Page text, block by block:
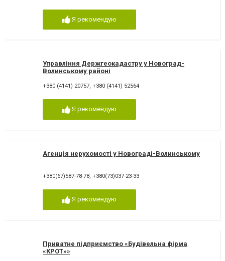
Я рекомендую
Управління Держгеокадастру у Новоград-
Волинському районі
+380 (4141) 20757, +380 (4141) 52564
Я рекомендую
Агенція нерухомості у Новограді-Волинському
+380(67)587-78-78, +380(73)037-23-33
Я рекомендую
Приватне підприємство «Будівельна фірма
«КРОТ»»